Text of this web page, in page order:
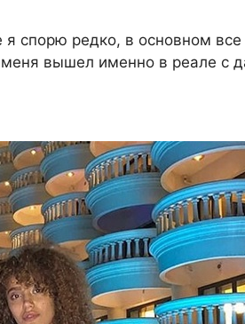
спорю редко, в основном все
меня вышел именно в реале с